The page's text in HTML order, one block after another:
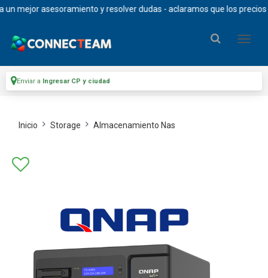
mejor asesoramiento y resolver dudas - aclaramos que los precios
Enviar a Ingresar CP y ciudad
Inicio Storage Almacenamiento Nas